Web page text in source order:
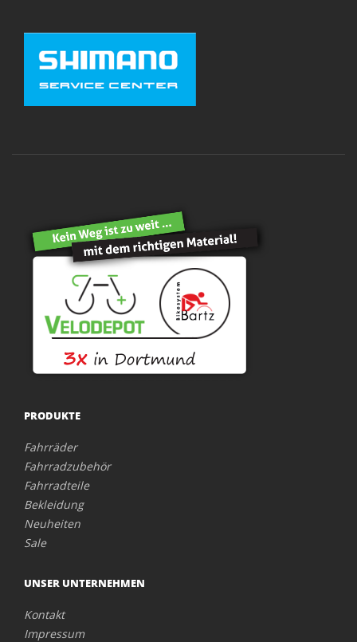
PRODUKTE
Fahrräder
Fahrradzubehör
Fahrradteile
Bekleidung
Neuheiten
Sale
UNSER UNTERNEHMEN
Kontakt
Impressum